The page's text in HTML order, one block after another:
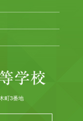
町3番地